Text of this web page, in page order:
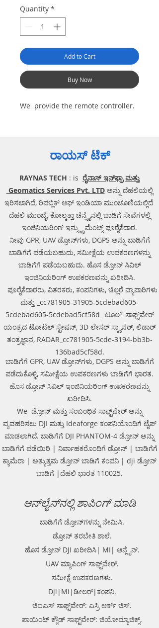
Quantity *
Add to Cart
Buy Now
We provide the remote controller.
ರಾಯಸ್ ಟೆಕ್
RAYNAS TECH : is ರೈನಾಸ್ ಇನ್‌ಫ್ರಾ ಮತ್ತು
Geomatics Services Pvt. LTDಅನ್ನು ದೆಹಲಿಯಲ್ಲಿ
ಇರಿಸಲಾಗಿದೆ, ರಿಪಬ್ಲಿಕ್ ಆಫ್ ಇಂಡಿಯಾ ಮುಂಚೂಣಿಯಲ್ಲಿದೆ
ದೆಹಲಿ ಮುಂಬೈ, ಕೋಲ್ಕತ್ತಾ ಚೆನ್ನೈನಲ್ಲಿ ಬಾಡಿಗೆ ಸೇವೆಗಳಲ್ಲಿ
ಇಂಜಿನಿಯರಿಂಗ್ ಇನ್ಸ್ಟ್ರುಮೆಂಟ್ಸ್ ಪೂರೈಕೆದಾರ.
ನೀವು GPR, UAV ಡ್ರೋನ್‌ಗಳು, DGPS ಅನ್ನು ಬಾಡಿಗೆಗೆ
ಬಾಡಿಗೆಗೆ ಪಡೆಯಬಹುದು, ಸಮೀಕ್ಷೆಯ ಉಪಕರಣಗಳನ್ನು
ಬಾಡಿಗೆಗೆ ಪಡೆಯಬಹುದು. ಹೊಸ ಡ್ರೋನ್ ಸಿವಿಲ್
ಇಂಜಿನಿಯರಿಂಗ್ ಉಪಕರಣವನ್ನು ಖರೀದಿಸಿ.
ಪೂರೈಕೆದಾರರು, ವಿತರಕರು, ಕಂಪನಿಗಳು, ಚಿಲ್ಲರೆ ವ್ಯಾಪಾರಿಗಳು
ಮತ್ತು _cc781905-31905-5cdebad605-
5cdebad605-5cdebad5cf58d_ ಟೂಲ್ ಸಾಫ್ಟ್‌ವೇರ್
ಯಂತ್ರದ ಟೋಟಲ್ ಸ್ಟೇಷನ್, 3D ಲೇಸರ್ ಸ್ಕ್ಯಾನರ್, ಲಿಡಾರ್
ತಂತ್ರಜ್ಞಾನ, RADAR_cc781905-5cde-3194-bb3b-
136bad5cf58d.
ಬಾಡಿಗೆಗೆ GPR, UAV ಡ್ರೋನ್‌ಗಳು, DGPS ಅನ್ನು ಬಾಡಿಗೆಗೆ
ಪಡೆದುಕೊಳ್ಳಿ, ಸಮೀಕ್ಷೆಯ ಉಪಕರಣಗಳು ಬಾಡಿಗೆಗೆ ಭಾರತ.
ಹೊಸ ಡ್ರೋನ್ ಸಿವಿಲ್ ಇಂಜಿನಿಯರಿಂಗ್ ಉಪಕರಣವನ್ನು
ಖರೀದಿಸಿ.
We ಡ್ರೋನ್ ಮತ್ತು ಸಂಬಂಧಿತ ಸಾಫ್ಟ್‌ವೇರ್ ಅನ್ನು
ವ್ಯವಹರಿಸಲು DJI ಮತ್ತು Ideaforge ಕಂಪನಿಯೊಂದಿಗೆ ಟೈಪ್
ಮಾಡಲಾಗಿದೆ. ಬಾಡಿಗೆಗೆ DJI PHANTOM-4 ಡ್ರೋನ್ ಅನ್ನು
ಬಾಡಿಗೆಗೆ ಪಡೆಯಿರಿ | ನಿರ್ವಾಹಕರೊಂದಿಗೆ ಡ್ರೋನ್ | ಬಾಡಿಗೆಗೆ
ಕ್ಯಾಮೆರಾ | ಅತ್ಯುತ್ತಮ ಡ್ರೋನ್ ಬಾಡಿಗೆ ಕಂಪನಿ | dji ಡ್ರೋನ್
ಬಾಡಿಗೆ |ದೆಹಲಿ ಭಾರತ 110025.
ಆನ್‌ಲೈನ್‌ನಲ್ಲಿ ಶಾಪಿಂಗ್ ಮಾಡಿ
ಬಾಡಿಗೆಗೆ ಡ್ರೋನ್‌ಗಳನ್ನು ನೇಮಿಸಿ.
ಡ್ರೋನ್ ತರಬೇತಿ ಶಾಲೆ.
ಹೊಸ ಡ್ರೋನ್ DJI ಖರೀದಿಸಿ| MI| ಆನ್ಲೈನ್.
UAV ಮ್ಯಾಪಿಂಗ್ ಸಾಫ್ಟ್‌ವೇರ್.
ಸಮೀಕ್ಷೆ ಉಪಕರಣಗಳು.
Dji|Mi|ಡೀಲರ್|ಕಂಪನಿ.
ಜಿಐಎಸ್ ಸಾಫ್ಟ್‌ವೇರ್: ಎಸ್ರಿ ಆರ್ಕ್ ಜಿಸ್.
ಪಾಯಿಂಟ್ ಕ್ಲೌಡ್ ಸಾಫ್ಟ್‌ವೇರ್: ಜಿಯೋಮ್ಯಾಜಿಕ್ಸ್.